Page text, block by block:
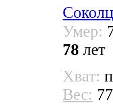
Умер:
78 лет
Хват:
Вес: